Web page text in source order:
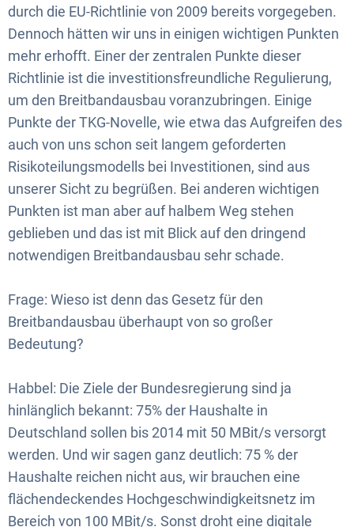
durch die EU-Richtlinie von 2009 bereits vorgegeben.
Dennoch hätten wir uns in einigen wichtigen Punkten
mehr erhofft. Einer der zentralen Punkte dieser
Richtlinie ist die investitionsfreundliche Regulierung,
um den Breitbandausbau voranzubringen. Einige
Punkte der TKG-Novelle, wie etwa das Aufgreifen des
auch von uns schon seit langem geforderten
Risikoteilungsmodells bei Investitionen, sind aus
unserer Sicht zu begrüßen. Bei anderen wichtigen
Punkten ist man aber auf halbem Weg stehen
geblieben und das ist mit Blick auf den dringend
notwendigen Breitbandausbau sehr schade.
Frage: Wieso ist denn das Gesetz für den
Breitbandausbau überhaupt von so großer
Bedeutung?
Habbel: Die Ziele der Bundesregierung sind ja
hinlänglich bekannt: 75% der Haushalte in
Deutschland sollen bis 2014 mit 50 MBit/s versorgt
werden. Und wir sagen ganz deutlich: 75 % der
Haushalte reichen nicht aus, wir brauchen eine
flächendeckendes Hochgeschwindigkeitsnetz im
Bereich von 100 MBit/s. Sonst droht eine digitale